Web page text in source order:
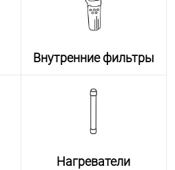
Внутренние фильтры
Нагреватели